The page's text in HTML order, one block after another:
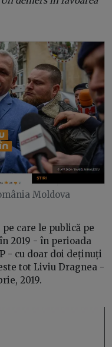
Moldova
care le publică pe
2019 - în perioada
- cu doar doi deținuți
tot Liviu Dragnea -
2019.